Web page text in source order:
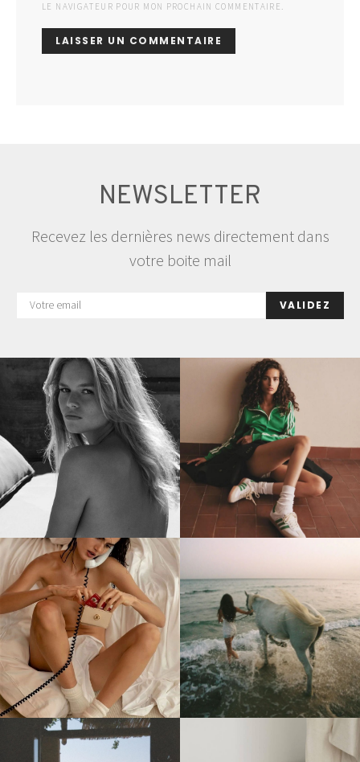
LE NAVIGATEUR POUR MON PROCHAIN COMMENTAIRE.
NEWSLETTER
Recevez les dernières news directement dans
votre boite mail
VALIDEZ